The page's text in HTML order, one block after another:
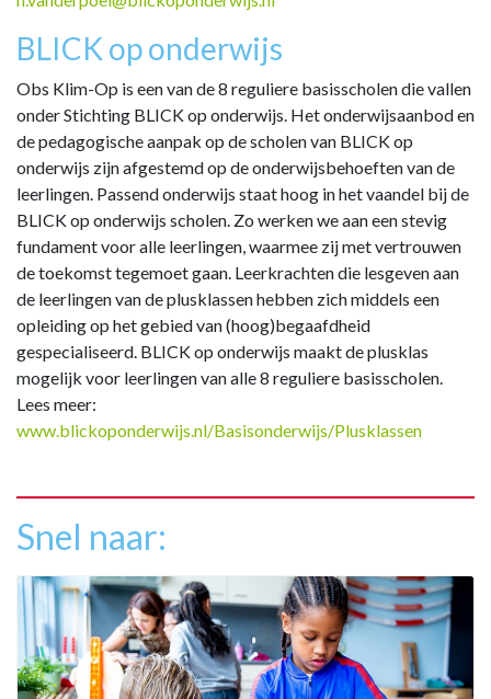
BLICK op onderwijs
Obs Klim-Op is een van de 8 reguliere basisscholen die vallen
onder Stichting BLICK op onderwijs. Het onderwijsaanbod en
de pedagogische aanpak op de scholen van BLICK op
onderwijs zijn afgestemd op de onderwijsbehoeften van de
leerlingen. Passend onderwijs staat hoog in het vaandel bij de
BLICK op onderwijs scholen. Zo werken we aan een stevig
fundament voor alle leerlingen, waarmee zij met vertrouwen
de toekomst tegemoet gaan. Leerkrachten die lesgeven aan
de leerlingen van de plusklassen hebben zich middels een
opleiding op het gebied van (hoog)begaafdheid
gespecialiseerd. BLICK op onderwijs maakt de plusklas
mogelijk voor leerlingen van alle 8 reguliere basisscholen.
Lees meer:
www.blickoponderwijs.nl/Basisonderwijs/Plusklassen
Snel naar: